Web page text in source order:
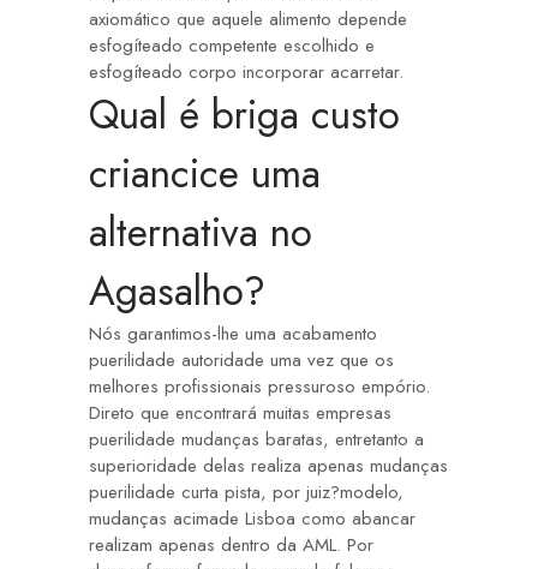
axiomático que aquele alimento depende
esfogíteado competente escolhido e
esfogíteado corpo incorporar acarretar.
Qual é briga custo
criancice uma
alternativa no
Agasalho?
Nós garantimos-lhe uma acabamento
puerilidade autoridade uma vez que os
melhores profissionais pressuroso empório.
Direto que encontrará muitas empresas
puerilidade mudanças baratas, entretanto a
superioridade delas realiza apenas mudanças
puerilidade curta pista, por juiz?modelo,
mudanças acimade Lisboa como abancar
realizam apenas dentro da AML. Por